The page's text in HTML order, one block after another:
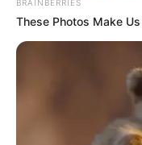
533 600 forintos
változás lenne a
BRAINBERRIES
These Photos Make